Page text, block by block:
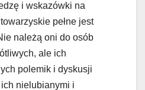
i wskazówki na
pełne jest
należą oni do osób
ale ich
polemik i dyskusji
nielubianymi i